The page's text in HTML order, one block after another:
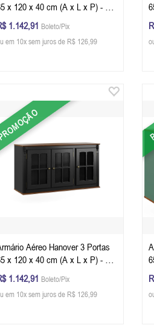
x 120 x 40 cm (A x L x P) - Cor
Escuro - Imbuia Glazer
1.142,91 Boleto/Pix
em 10x sem juros de R$ 126,99
Aéreo Hanover 3 Portas
x 120 x 40 cm (A x L x P) - Cor
- Imbuia Glazer
1.142,91 Boleto/Pix
em 10x sem juros de R$ 126,99